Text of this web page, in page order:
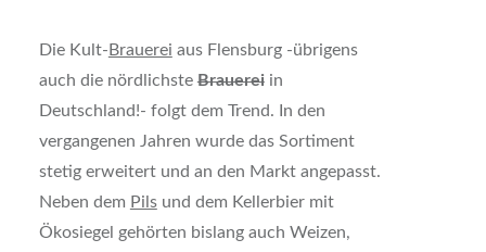
Die Kult- Brauerei aus Flensburg -übrigens
auch die nördlichsteBrauereiin
Deutschland!- folgt dem Trend. In den
vergangenen Jahren wurde das Sortiment
stetig erweitert und an den Markt angepasst.
Neben dem Pilsund dem Kellerbier mit
Ökosiegel gehörten bislang auch Weizen,